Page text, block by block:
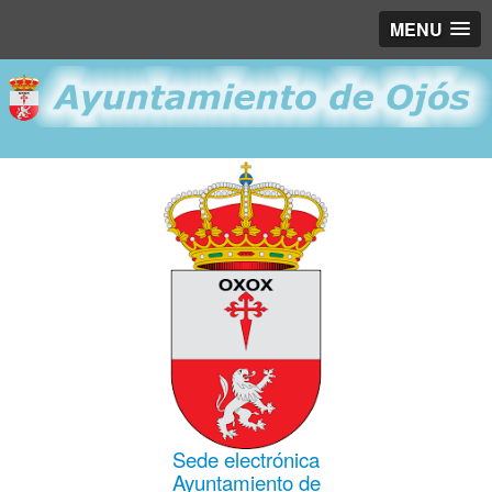
MENU
Sede electrónica
Ayuntamiento de